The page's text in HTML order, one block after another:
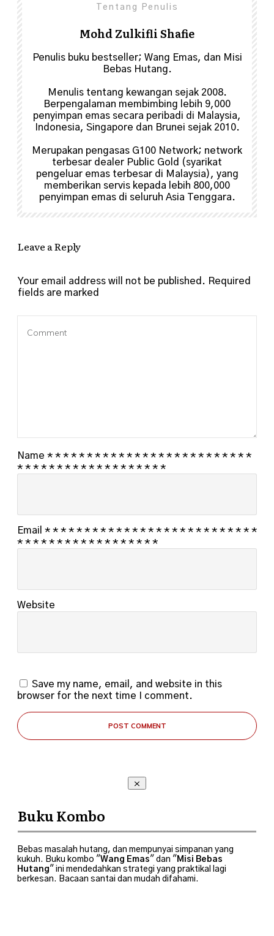
Tentang Penulis
Mohd Zulkifli Shafie
Penulis buku bestseller; Wang Emas, dan Misi
Bebas Hutang.
Menulis tentang kewangan sejak 2008.
Berpengalaman membimbing lebih 9,000
penyimpan emas secara peribadi di Malaysia,
Indonesia, Singapore dan Brunei sejak 2010.
Merupakan pengasas G100 Network; network
terbesar dealer Public Gold (syarikat
pengeluar emas terbesar di Malaysia), yang
memberikan servis kepada lebih 800,000
penyimpan emas di seluruh Asia Tenggara.
Leave a Reply
Your email address will not be published. Required
fields are marked
Name * * * * * * * * * * * * * * * * * * * * * * * * * *
* * * * * * * * * * * * * * * * * * *
Email * * * * * * * * * * * * * * * * * * * * * * * * * * *
* * * * * * * * * * * * * * * * * *
Website
Save my name, email, and website in this
browser for the next time I comment.
POST COMMENT
Buku Kombo
Bebas masalah hutang, dan mempunyai simpanan yang
kukuh. Buku kombo "Wang Emas" dan " Misi Bebas
Hutang" ini mendedahkan strategi yang praktikal lagi
berkesan. Bacaan santai dan mudah difahami.